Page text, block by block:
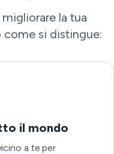
la tua
come si distingue:
il mondo
a te per